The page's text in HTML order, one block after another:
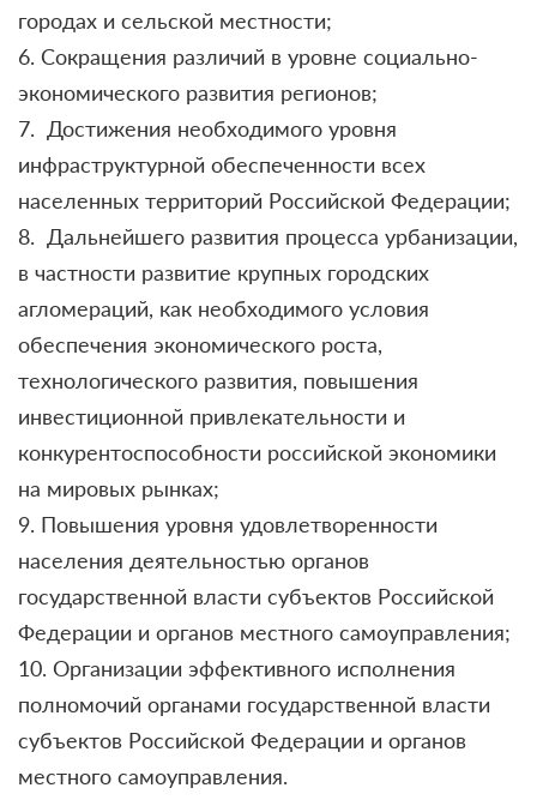
городах и сельской местности;
6. Сокращения различий в уровне социально-
экономического развития регионов;
7. Достижения необходимого уровня
инфраструктурной обеспеченности всех
населенных территорий Российской Федерации;
8. Дальнейшего развития процесса урбанизации,
в частности развитие крупных городских
агломераций, как необходимого условия
обеспечения экономического роста,
технологического развития, повышения
инвестиционной привлекательности и
конкурентоспособности российской экономики
на мировых рынках;
9. Повышения уровня удовлетворенности
населения деятельностью органов
государственной власти субъектов Российской
Федерации и органов местного самоуправления;
10. Организации эффективного исполнения
полномочий органами государственной власти
субъектов Российской Федерации и органов
местного самоуправления.